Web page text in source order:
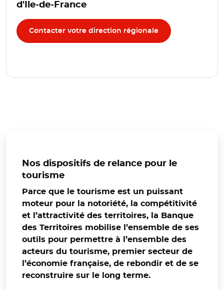
d'Ile-de-France
Contacter votre direction régionale
Nos dispositifs de relance pour le
tourisme
Parce que le tourisme est un puissant
moteur pour la notoriété, la compétitivité
et l’attractivité des territoires, la Banque
des Territoires mobilise l’ensemble de ses
outils pour permettre à l’ensemble des
acteurs du tourisme, premier secteur de
l’économie française, de rebondir et de se
reconstruire sur le long terme.